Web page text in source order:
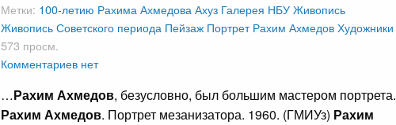
Метки: 100-летию Рахима Ахмедова Ахуз Галерея НБУ Живопись
Живопись Советского периода Пейзаж Портрет Рахим Ахмедов Художники
573 просм.
Комментариев нет
…Рахим Ахмедов, безусловно, был большим мастером портрета.
Рахим Ахмедов. Портрет мезанизатора. 1960. (ГМИУз) Рахим